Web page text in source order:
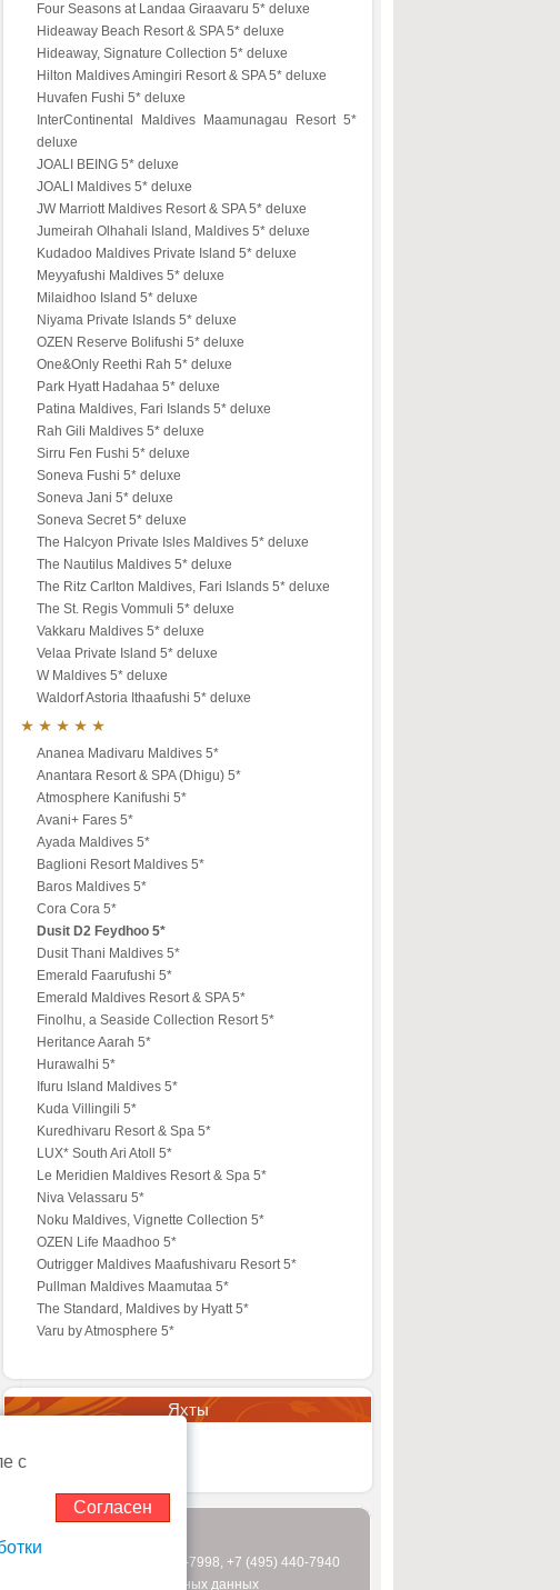
Four Seasons at Landaa Giraavaru 5* deluxe
Hideaway Beach Resort & SPA 5* deluxe
Hideaway, Signature Collection 5* deluxe
Hilton Maldives Amingiri Resort & SPA 5* deluxe
Huvafen Fushi 5* deluxe
InterContinental Maldives Maamunagau Resort 5*
deluxe
JOALI BEING 5* deluxe
JOALI Maldives 5* deluxe
JW Marriott Maldives Resort & SPA 5* deluxe
Jumeirah Olhahali Island, Maldives 5* deluxe
Kudadoo Maldives Private Island 5* deluxe
Meyyafushi Maldives 5* deluxe
Milaidhoo Island 5* deluxe
Niyama Private Islands 5* deluxe
OZEN Reserve Bolifushi 5* deluxe
One&Only Reethi Rah 5* deluxe
Park Hyatt Hadahaa 5* deluxe
Patina Maldives, Fari Islands 5* deluxe
Rah Gili Maldives 5* deluxe
Sirru Fen Fushi 5* deluxe
Soneva Fushi 5* deluxe
Soneva Jani 5* deluxe
Soneva Secret 5* deluxe
The Halcyon Private Isles Maldives 5* deluxe
The Nautilus Maldives 5* deluxe
The Ritz Carlton Maldives, Fari Islands 5* deluxe
The St. Regis Vommuli 5* deluxe
Vakkaru Maldives 5* deluxe
Velaa Private Island 5* deluxe
W Maldives 5* deluxe
Waldorf Astoria Ithaafushi 5* deluxe
Ananea Madivaru Maldives 5*
Anantara Resort & SPA (Dhigu) 5*
Atmosphere Kanifushi 5*
Avani+ Fares 5*
Ayada Maldives 5*
Baglioni Resort Maldives 5*
Baros Maldives 5*
Cora Cora 5*
Dusit D2 Feydhoo 5*
Dusit Thani Maldives 5*
Emerald Faarufushi 5*
Emerald Maldives Resort & SPA 5*
Finolhu, a Seaside Collection Resort 5*
Heritance Aarah 5*
Hurawalhi 5*
Ifuru Island Maldives 5*
Kuda Villingili 5*
Kuredhivaru Resort & Spa 5*
LUX* South Ari Atoll 5*
Le Meridien Maldives Resort & Spa 5*
Niva Velassaru 5*
Noku Maldives, Vignette Collection 5*
OZEN Life Maadhoo 5*
Outrigger Maldives Maafushivaru Resort 5*
Pullman Maldives Maamutaa 5*
The Standard, Maldives by Hyatt 5*
Varu by Atmosphere 5*
Яхты
+7 (495) 440-7998, +7 (495) 440-7940
обработки персональных данных
с
Согласен